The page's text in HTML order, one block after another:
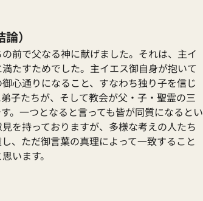
）
前で父なる神に献げました。それは、主イ
たすためでした。主イエス御自身が抱いて
心通りになること、すなわち独り子を信じ
子たちが、そして教会が父・子・聖霊の三
。一つとなると言っても皆が同質になるとい
を持っておりますが、多様な考えの人たち
、ただ御言葉の真理によって一致すること
います。